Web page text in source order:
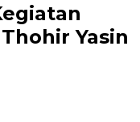
Yasin